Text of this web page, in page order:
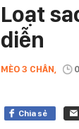
Loạt
diễn
MÈO 3 CHÂN,
Chia sẻ